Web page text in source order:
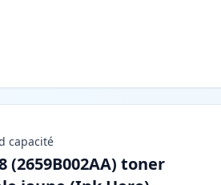
capacité
(2659B002AA) toner